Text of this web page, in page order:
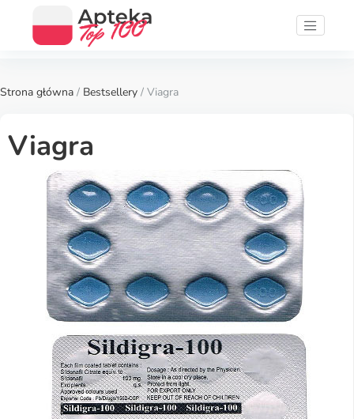
Strona główna / Bestsellery / Viagra
Viagra